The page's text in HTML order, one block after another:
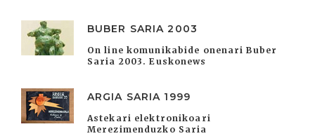
BUBER SARIA 2003
On line komunikabide onenari Buber
Saria 2003. Euskonews
ARGIA SARIA 1999
Astekari elektronikoari
Merezimenduzko Saria